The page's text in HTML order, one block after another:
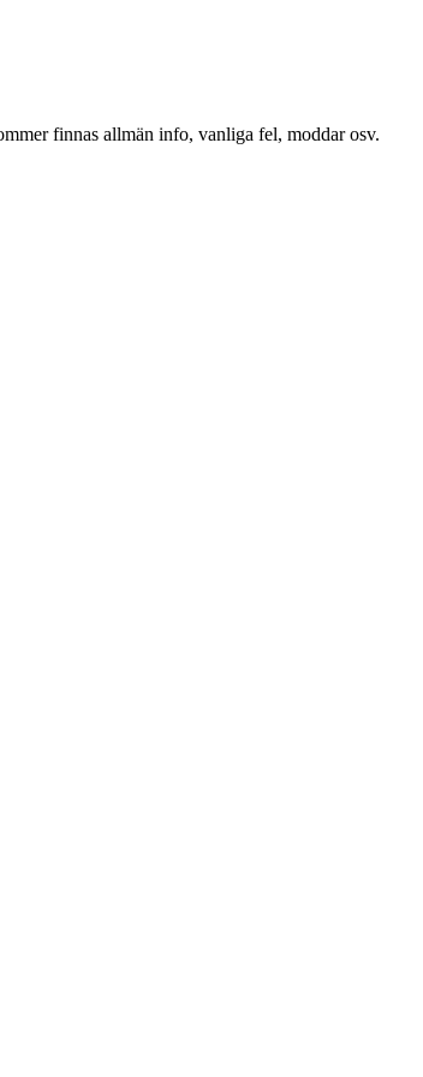
finnas allmän info, vanliga fel, moddar osv.